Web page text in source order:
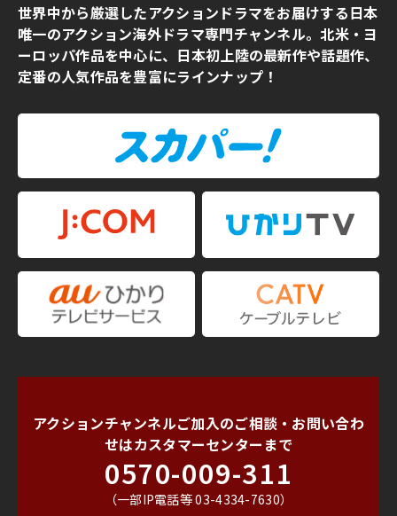
世界中から厳選したアクションドラマをお届けする日本
唯一のアクション海外ドラマ専門チャンネル。北米・ヨ
ーロッパ作品を中心に、日本初上陸の最新作や話題作、
定番の人気作品を豊富にラインナップ！
アクションチャンネルご加入のご相談・お問い合わ
せはカスタマーセンターまで
0570-009-311
（一部IP電話等 03-4334-7630）